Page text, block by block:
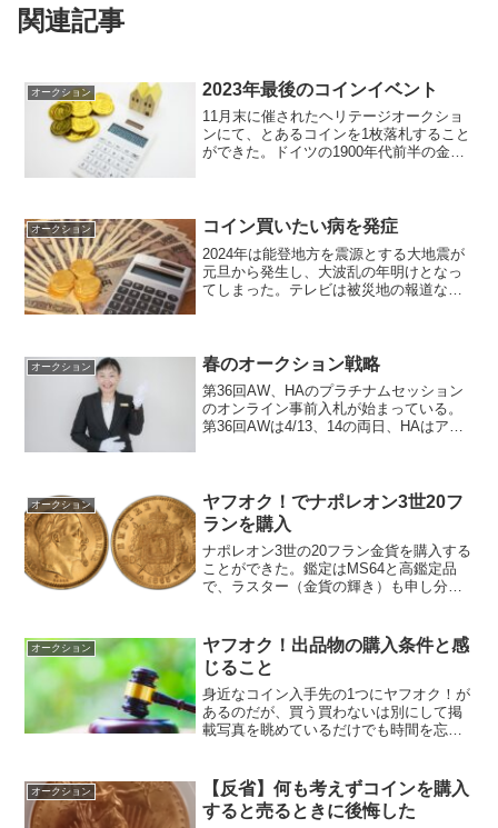
関連記事
オークション 2023年最後のコインイベント
11月末に催されたヘリテージオークショ
ンにて、とあるコインを1枚落札すること
ができた。ドイツの1900年代前半の金貨
入札。ちなみにド...
オークション コイン買いたい病を発症
2024年は能登地方を震源とする大地震が
元旦から発生し、大波乱の年明けとなっ
てしまった。テレビは被災地の報道など
らだ。自分にできるこ...
オークション 春のオークション戦略
第36回AW、HAのプラチナムセッション
のオンライン事前入札が始まっている。
第36回AWは4/13、14の両日、HAはアメ
【AW...
オークション
ヤフオク！でナポレオン3世20フ
ランを購入
ナポレオン3世の20フラン金貨を購入する
ことができた。鑑定はMS64と高鑑定品
で、ラスター（金貨の輝き）も申し分な
残念だ。以下PCGSの写真を掲載する。
このコインの購入...
オークション
ヤフオク！出品物の購入条件と感
じること
身近なコイン入手先の1つにヤフオク！が
あるのだが、買う買わないは別にして掲
載写真を眺めているだけでも時間を忘れ
で購入するのは辞めておいた方がよい」
という主張が多...
オークション
【反省】何も考えずコインを購入
すると売るときに後悔した